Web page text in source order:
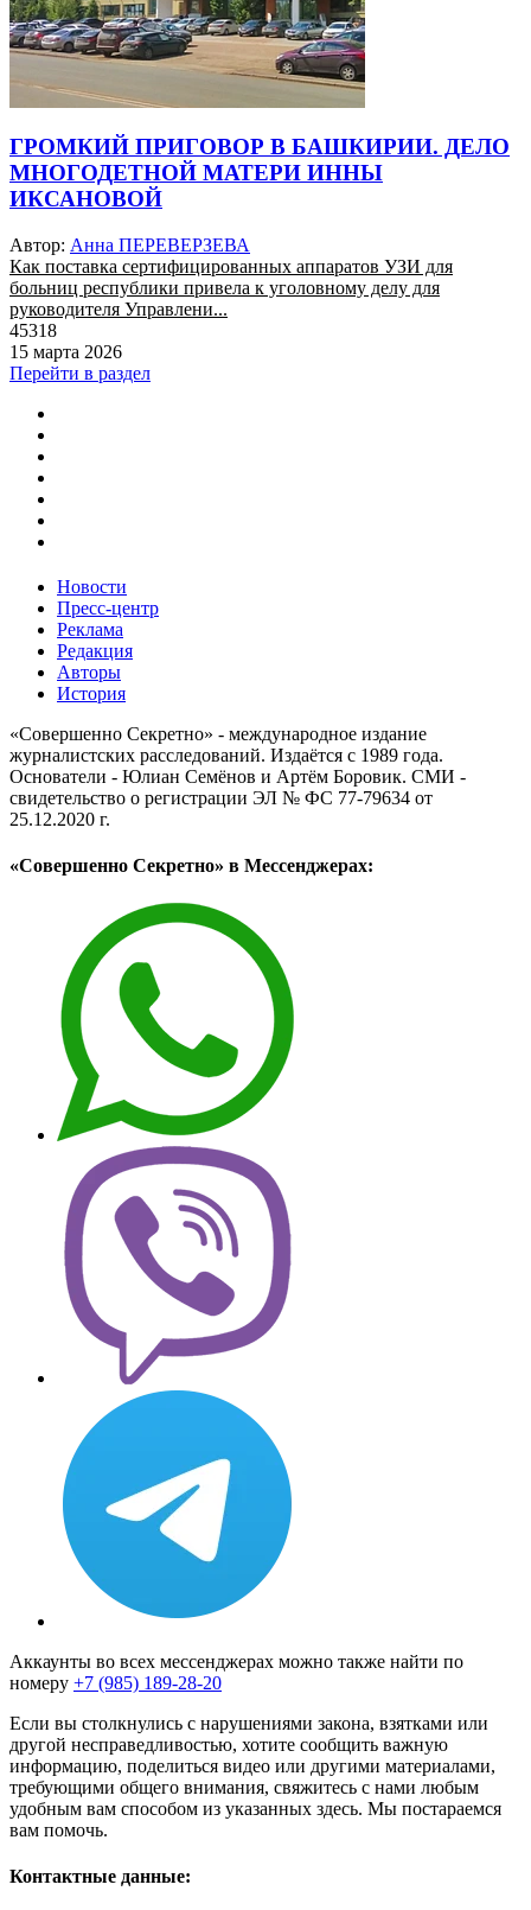
ГРОМКИЙ ПРИГОВОР В БАШКИРИИ. ДЕЛО
МНОГОДЕТНОЙ МАТЕРИ ИННЫ
ИКСАНОВОЙ
Автор: Анна ПЕРЕВЕРЗЕВА
Как поставка сертифицированных аппаратов УЗИ для
больниц республики привела к уголовному делу для
руководителя Управлени...
45318
15 марта 2026
Перейти в раздел
Новости
Пресс-центр
Реклама
Редакция
Авторы
История
«Совершенно Секретно» - международное издание
журналистских расследований. Издаётся с 1989 года.
Основатели - Юлиан Семёнов и Артём Боровик. CМИ -
свидетельство о регистрации ЭЛ № ФС 77-79634 от
25.12.2020 г.
«Совершенно Секретно» в Мессенджерах:
Аккаунты во всех мессенджерах можно также найти по
номеру +7 (985) 189-28-20
Если вы столкнулись с нарушениями закона, взятками или
другой несправедливостью, хотите сообщить важную
информацию, поделиться видео или другими материалами,
требующими общего внимания, свяжитесь с нами любым
удобным вам способом из указанных здесь. Мы постараемся
вам помочь.
Контактные данные: